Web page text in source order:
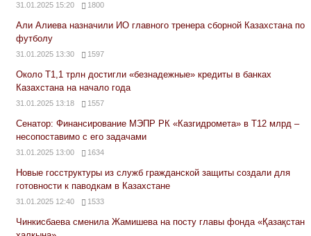
31.01.2025 15:20 1800
Али Алиева назначили ИО главного тренера сборной Казахстана по
футболу
31.01.2025 13:30 1597
Около Т1,1 трлн достигли «безнадежные» кредиты в банках
Казахстана на начало года
31.01.2025 13:18 1557
Сенатор: Финансирование МЭПР РК «Казгидромета» в Т12 млрд –
несопоставимо с его задачами
31.01.2025 13:00 1634
Новые госструктуры из служб гражданской защиты создали для
готовности к паводкам в Казахстане
31.01.2025 12:40 1533
Чинкисбаева сменила Жамишева на посту главы фонда «Қазақстан